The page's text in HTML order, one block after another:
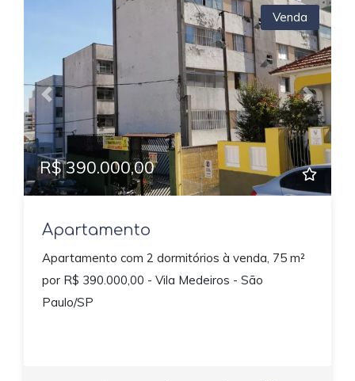
Previous Next
Venda
R$ 390.000,00
Apartamento
Apartamento com 2 dormitórios à venda, 75 m²
por R$ 390.000,00 - Vila Medeiros - São
Paulo/SP